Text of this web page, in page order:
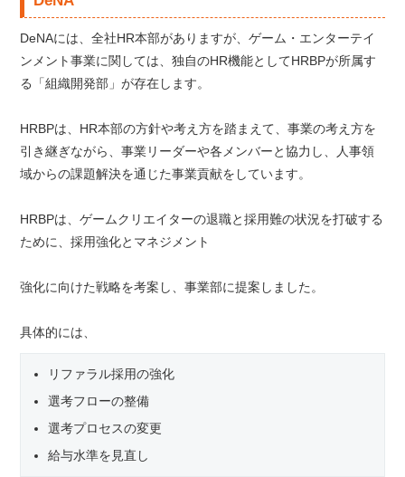
DeNAには、全社HR本部がありますが、ゲーム・エンターテイ
ンメント事業に関しては、独自のHR機能としてHRBPが所属す
る「組織開発部」が存在します。
HRBPは、HR本部の方針や考え方を踏まえて、事業の考え方を
引き継ぎながら、事業リーダーや各メンバーと協力し、人事領
域からの課題解決を通じた事業貢献をしています。
HRBPは、ゲームクリエイターの退職と採用難の状況を打破する
ために、採用強化とマネジメント
強化に向けた戦略を考案し、事業部に提案しました。
具体的には、
リファラル採用の強化
選考フローの整備
選考プロセスの変更
給与水準を見直し